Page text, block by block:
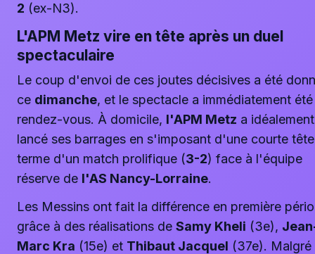
2 (ex-N3).
L'APM Metz vire en tête après un duel
spectaculaire
Le coup d'envoi de ces joutes décisives a été
ce dimanche, et le spectacle a immédiatement
rendez-vous. À domicile, l'APM Metz a idéalement
lancé ses barrages en s'imposant d'une courte
terme d'un match prolifique (3-2) face à l'équipe
réserve de l'AS Nancy-Lorraine.
Les Messins ont fait la différence en première
grâce à des réalisations de Samy Kheli (3e),
Marc Kra (15e) et Thibaut Jacquel (37e). Malgré